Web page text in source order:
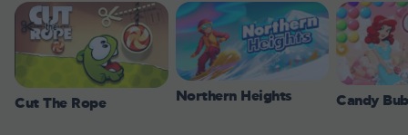
Cut The Rope Northern Heights Candy